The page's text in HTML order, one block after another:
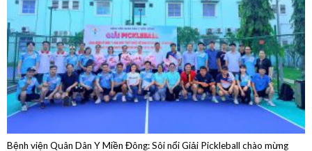
08/04/2026